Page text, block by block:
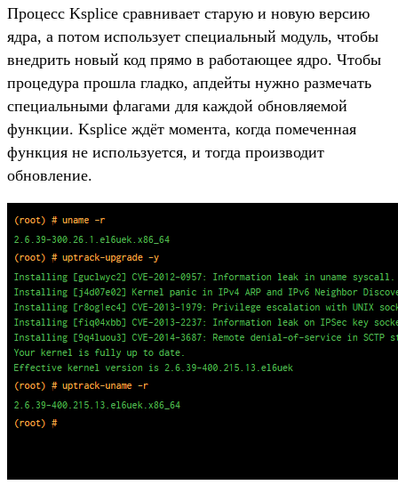
Процесс Ksplice сравнивает старую и новую версию
ядра, а потом использует специальный модуль, чтобы
внедрить новый код прямо в работающее ядро. Чтобы
процедура прошла гладко, апдейты нужно размечать
специальными флагами для каждой обновляемой
функции. Ksplice ждёт момента, когда помеченная
функция не используется, и тогда производит
обновление.